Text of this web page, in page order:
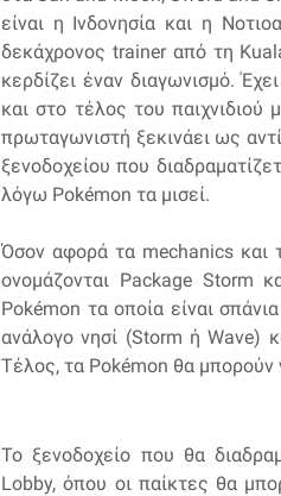
είναι η Ινδονησία και η
δεκάχρονος trainer από τη
κερδίζει έναν διαγωνισμό.
και στο τέλος του
πρωταγωνιστή ξεκινάει ως
ξενοδοχείου που
λόγω Pokémon τα μισεί.
Όσον αφορά τα mechanics και
ονομάζονται Package Storm
Pokémon τα οποία είναι
ανάλογο νησί (Storm ή Wave)
Τέλος, τα Pokémon θα μπορούν
Το ξενοδοχείο που θα
Lobby, όπου οι παίκτες θα